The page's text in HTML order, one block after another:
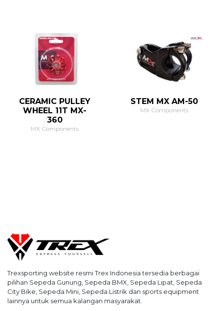
CERAMIC PULLEY
WHEEL 11T MX-
360
MX Components
STEM MX AM-50
MX Components
Trexsporting website resmi Trex Indonesia tersedia berbagai
pilihan Sepeda Gunung, Sepeda BMX, Sepeda Lipat, Sepeda
City Bike, Sepeda Mini, Sepeda Listrik dan sports equipment
lainnya untuk semua kalangan masyarakat.